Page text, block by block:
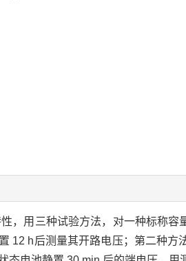
，用三种试验方法，对一种标称
12 h后测量其开路电压；第二种